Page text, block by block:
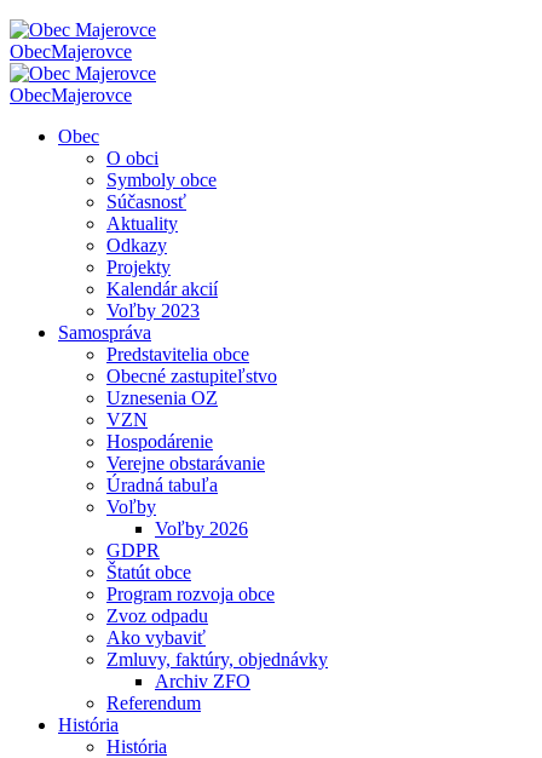
ObecMajerovce
ObecMajerovce
Obec
O obci
Symboly obce
Súčasnosť
Aktuality
Odkazy
Projekty
Kalendár akcií
Voľby 2023
Samospráva
Predstavitelia obce
Obecné zastupiteľstvo
Uznesenia OZ
VZN
Hospodárenie
Verejne obstarávanie
Úradná tabuľa
Voľby
Voľby 2026
GDPR
Štatút obce
Program rozvoja obce
Zvoz odpadu
Ako vybaviť
Zmluvy, faktúry, objednávky
Archiv ZFO
Referendum
História
História